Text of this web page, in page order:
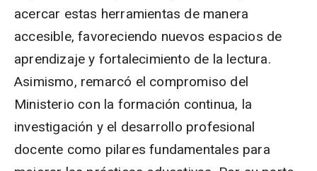
acercar estas herramientas de manera
accesible, favoreciendo nuevos espacios de
aprendizaje y fortalecimiento de la lectura.
Asimismo, remarcó el compromiso del
Ministerio con la formación continua, la
investigación y el desarrollo profesional
docente como pilares fundamentales para